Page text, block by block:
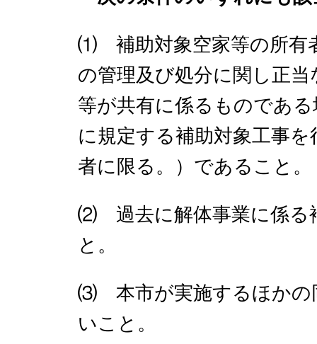
⑴ 補助対象空家等の所有
の管理及び処分に関し正
等が共有に係るものであ
に規定する補助対象工事
者に限る。）であること。
⑵ 過去に解体事業に係る
と。
⑶ 本市が実施するほかの
いこと。